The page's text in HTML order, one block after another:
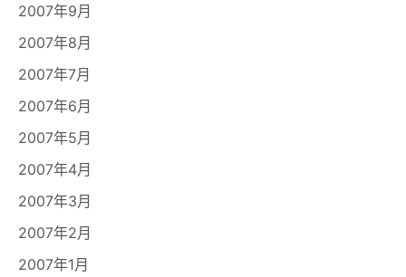
2007年9月
2007年8月
2007年7月
2007年6月
2007年5月
2007年4月
2007年3月
2007年2月
2007年1月